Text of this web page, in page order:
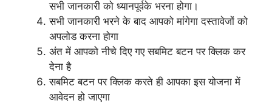
सभी जानकारी को ध्यानपूर्वके भरना होगा।
सभी जानकारी भरने के बाद आपको मांगेगा दस्तावेजों को
अपलोड करना होगा
अंत में आपको नीचे दिए गए सबमिट बटन पर क्लिक कर
देना है
सबमिट बटन पर क्लिक करते ही आपका इस योजना में
आवेदन हो जाएगा